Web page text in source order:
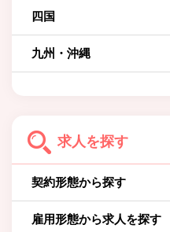
四国
九州・沖縄
求人を探す
契約形態から探す
雇用形態から求人を探す